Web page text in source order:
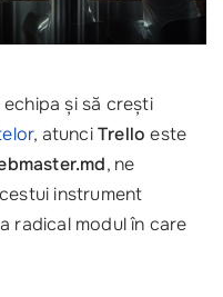
și să crești
, atunciTrello este
, ne
instrument
radical modul în care